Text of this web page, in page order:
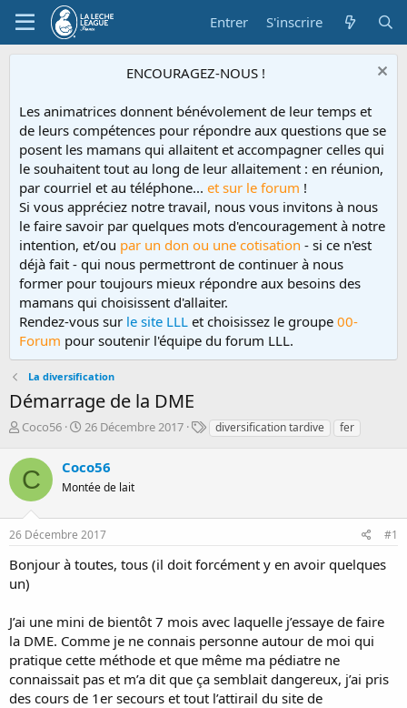
Entrer S'inscrire
ENCOURAGEZ-NOUS !
Les animatrices donnent bénévolement de leur temps et
de leurs compétences pour répondre aux questions que se
posent les mamans qui allaitent et accompagner celles qui
le souhaitent tout au long de leur allaitement : en réunion,
par courriel et au téléphone... et sur le forum !
Si vous appréciez notre travail, nous vous invitons à nous
le faire savoir par quelques mots d'encouragement à notre
intention, et/ou par un don ou une cotisation - si ce n'est
déjà fait - qui nous permettront de continuer à nous
former pour toujours mieux répondre aux besoins des
mamans qui choisissent d'allaiter.
Rendez-vous sur le site LLL et choisissez le groupe 00-
Forum pour soutenir l'équipe du forum LLL.
La diversification
Démarrage de la DME
D
m
a
r
é
e
a
r
Coco56
D
e
d
d
é
u
26 Décembre 2017
Tdiversification tardive fer
C Coco56
Montée de lait
26 Décembre 2017 #1
Bonjour à toutes, tous (il doit forcément y en avoir quelques
un)
J’ai une mini de bientôt 7 mois avec laquelle j’essaye de faire
la DME. Comme je ne connais personne autour de moi qui
pratique cette méthode et que même ma pédiatre ne
connaissait pas et m’a dit que ça semblait dangereux, j’ai pris
des cours de 1er secours et tout l’attirail du site de